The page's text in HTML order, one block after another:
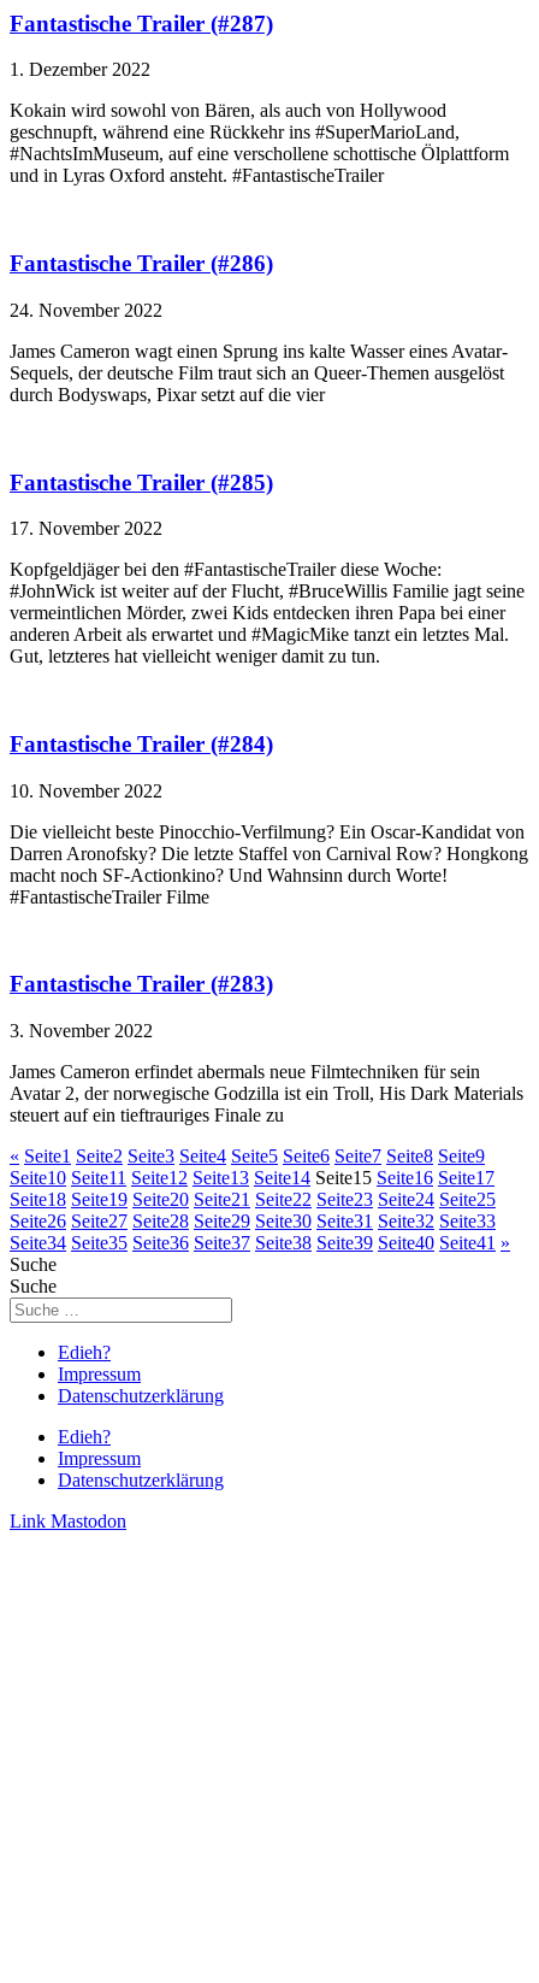
Fantastische Trailer (#287)
1. Dezember 2022
Kokain wird sowohl von Bären, als auch von Hollywood
geschnupft, während eine Rückkehr ins #SuperMarioLand,
#NachtsImMuseum, auf eine verschollene schottische Ölplattform
und in Lyras Oxford ansteht. #FantastischeTrailer
Fantastische Trailer (#286)
24. November 2022
James Cameron wagt einen Sprung ins kalte Wasser eines Avatar-
Sequels, der deutsche Film traut sich an Queer-Themen ausgelöst
durch Bodyswaps, Pixar setzt auf die vier
Fantastische Trailer (#285)
17. November 2022
Kopfgeldjäger bei den #FantastischeTrailer diese Woche:
#JohnWick ist weiter auf der Flucht, #BruceWillis Familie jagt seine
vermeintlichen Mörder, zwei Kids entdecken ihren Papa bei einer
anderen Arbeit als erwartet und #MagicMike tanzt ein letztes Mal.
Gut, letzteres hat vielleicht weniger damit zu tun.
Fantastische Trailer (#284)
10. November 2022
Die vielleicht beste Pinocchio-Verfilmung? Ein Oscar-Kandidat von
Darren Aronofsky? Die letzte Staffel von Carnival Row? Hongkong
macht noch SF-Actionkino? Und Wahnsinn durch Worte!
#FantastischeTrailer Filme
Fantastische Trailer (#283)
3. November 2022
James Cameron erfindet abermals neue Filmtechniken für sein
Avatar 2, der norwegische Godzilla ist ein Troll, His Dark Materials
steuert auf ein tieftrauriges Finale zu
« Seite1 Seite2 Seite3 Seite4 Seite5 Seite6 Seite7 Seite8 Seite9
Seite10 Seite11 Seite12 Seite13 Seite14 Seite15 Seite16 Seite17
Seite18 Seite19 Seite20 Seite21 Seite22 Seite23 Seite24 Seite25
Seite26 Seite27 Seite28 Seite29 Seite30 Seite31 Seite32 Seite33
Seite34 Seite35 Seite36 Seite37 Seite38 Seite39 Seite40 Seite41 »
Suche
Suche
Edieh?
Impressum
Datenschutzerklärung
Edieh?
Impressum
Datenschutzerklärung
Link Mastodon